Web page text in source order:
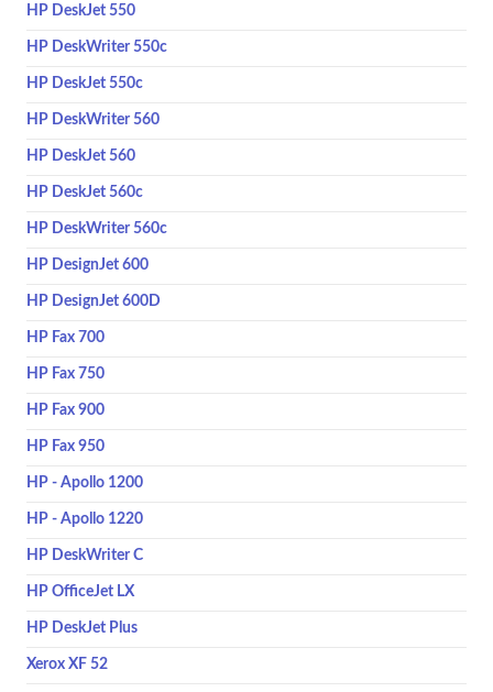
HP DeskJet 550
HP DeskWriter 550c
HP DeskJet 550c
HP DeskWriter 560
HP DeskJet 560
HP DeskJet 560c
HP DeskWriter 560c
HP DesignJet 600
HP DesignJet 600D
HP Fax 700
HP Fax 750
HP Fax 900
HP Fax 950
HP - Apollo 1200
HP - Apollo 1220
HP DeskWriter C
HP OfficeJet LX
HP DeskJet Plus
Xerox XF 52